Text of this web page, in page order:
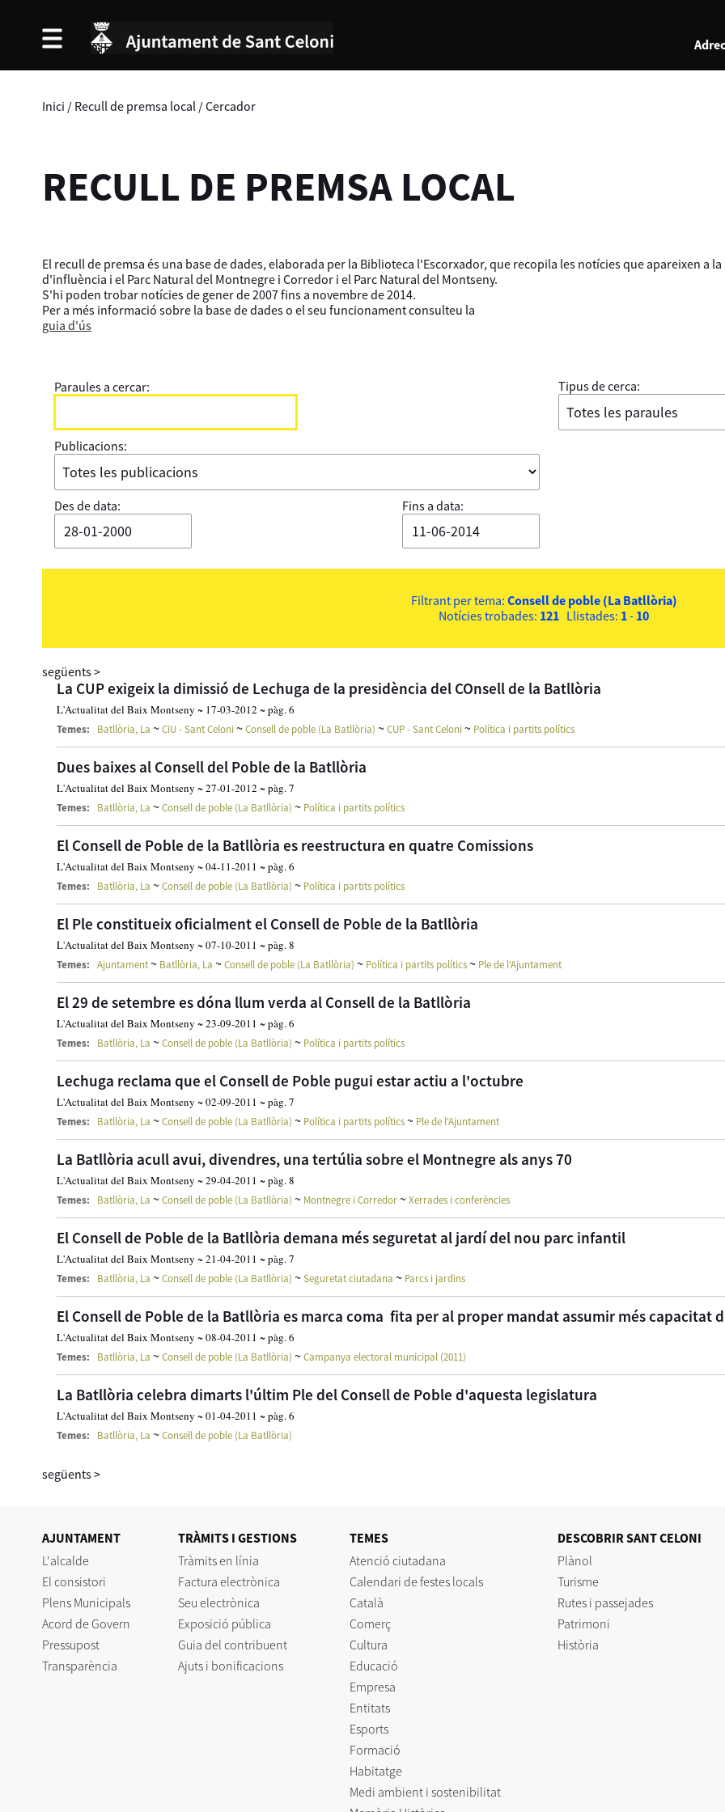
Inici / Recull de premsa local /Cercador
RECULL DE PREMSA LOCAL
El recull de premsa és una base de dades, elaborada per la Biblioteca l'Escorxador, que recopila les notícies que apareixen a
d'influència i el Parc Natural del Montnegre i Corredor i el Parc Natural del Montseny.
S'hi poden trobar notícies de gener de 2007 fins a novembre de 2014.
Per a més informació sobre la base de dades o el seu funcionament consulteu la
guia d'ús
Paraules a cercar: Tipus de cerca:
Publicacions:
Des de data:
Fins a data:
Filtrant per tema: Consell de poble (La Batllòria)
Notícies trobades: 121 Llistades: 1- 10
següents>
La CUP exigeix la dimissió de Lechuga de la presidència del COnsell de la Batllòria
L'Actualitat del Baix Montseny ~ 17-03-2012 ~ pàg. 6
Temes: Batllòria, La ~CiU - Sant Celoni~Consell de poble (La Batllòria) ~CUP - Sant Celoni~ Política i partits polítics
Dues baixes al Consell del Poble de la Batllòria
L'Actualitat del Baix Montseny ~ 27-01-2012 ~ pàg. 7
Temes: Batllòria, La ~Consell de poble (La Batllòria) ~ Política i partits polítics
El Consell de Poble de la Batllòria es reestructura en quatre Comissions
L'Actualitat del Baix Montseny ~ 04-11-2011 ~ pàg. 6
Temes: Batllòria, La ~Consell de poble (La Batllòria) ~ Política i partits polítics
El Ple constitueix oficialment el Consell de Poble de la Batllòria
L'Actualitat del Baix Montseny ~ 07-10-2011 ~ pàg. 8
Temes: Ajuntament~ Batllòria, La ~Consell de poble (La Batllòria) ~ Política i partits polítics~ Ple de l'Ajuntament
El 29 de setembre es dóna llum verda al Consell de la Batllòria
L'Actualitat del Baix Montseny ~ 23-09-2011 ~ pàg. 6
Temes: Batllòria, La ~Consell de poble (La Batllòria) ~ Política i partits polítics
Lechuga reclama que el Consell de Poble pugui estar actiu a l'octubre
L'Actualitat del Baix Montseny ~ 02-09-2011 ~ pàg. 7
Temes: Batllòria, La ~Consell de poble (La Batllòria) ~ Política i partits polítics~ Ple de l'Ajuntament
La Batllòria acull avui, divendres, una tertúlia sobre el Montnegre als anys 70
L'Actualitat del Baix Montseny ~ 29-04-2011 ~ pàg. 8
Temes: Batllòria, La ~Consell de poble (La Batllòria) ~ Montnegre i Corredor~Xerrades i conferències
El Consell de Poble de la Batllòria demana més seguretat al jardí del nou parc infantil
L'Actualitat del Baix Montseny ~ 21-04-2011 ~ pàg. 7
Temes: Batllòria, La ~Consell de poble (La Batllòria) ~Seguretat ciutadana ~ Parcs i jardins
El Consell de Poble de la Batllòria es marca coma fita per al proper mandat assumir més capacitat
L'Actualitat del Baix Montseny ~ 08-04-2011 ~ pàg. 6
Temes: Batllòria, La ~Consell de poble (La Batllòria) ~Campanya electoral municipal (2011)
La Batllòria celebra dimarts l'últim Ple del Consell de Poble d'aquesta legislatura
L'Actualitat del Baix Montseny ~ 01-04-2011 ~ pàg. 6
Temes: Batllòria, La ~Consell de poble (La Batllòria)
següents>
AJUNTAMENT
L'alcalde
El consistori
Plens Municipals
Acord de Govern
Pressupost
Transparència
TRÀMITS I GESTIONS
Tràmits en línia
Factura electrònica
Seu electrònica
Exposició pública
Guia del contribuent
Ajuts i bonificacions
TEMES
Atenció ciutadana
Calendari de festes locals
Català
Comerç
Cultura
Educació
Empresa
Entitats
Esports
Formació
Habitatge
Medi ambient i sostenibilitat
DESCOBRIR SANT CELONI
Plànol
Turisme
Rutes i passejades
Patrimoni
Història